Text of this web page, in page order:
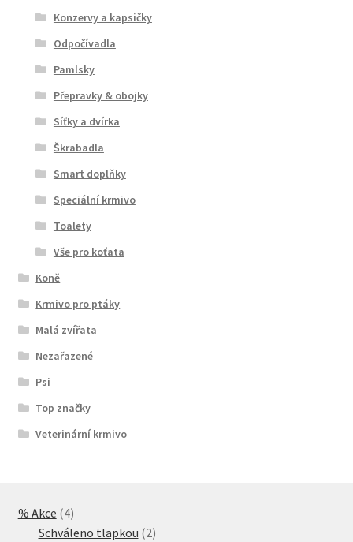
Konzervy a kapsičky
Odpočívadla
Pamlsky
Přepravky & obojky
Síťky a dvírka
Škrabadla
Smart doplňky
Speciální krmivo
Toalety
Vše pro koťata
Koně
Krmivo pro ptáky
Malá zvířata
Nezařazené
Psi
Top značky
Veterinární krmivo
% Akce 44
produkty
Schváleno tlapkou 22